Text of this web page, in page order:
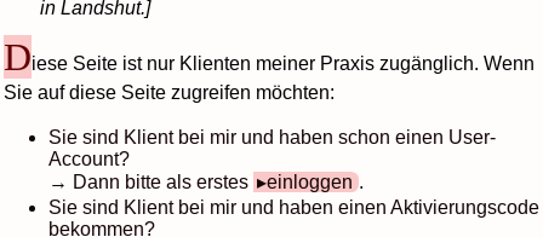
in Landshut.]
Diese Seite ist nur Klienten meiner Praxis zugänglich. Wenn
Sie auf diese Seite zugreifen möchten:
Sie sind Klient bei mir und haben schon einen User-
Account?
→ Dann bitte als erstes
einloggen .
Sie sind Klient bei mir und haben einen Aktivierungscode
bekommen?